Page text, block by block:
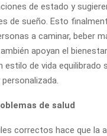
de estado y
de sueño. Esto
a caminar, beber
apoyan el
estilo de vida
de salud
correctos hace que la